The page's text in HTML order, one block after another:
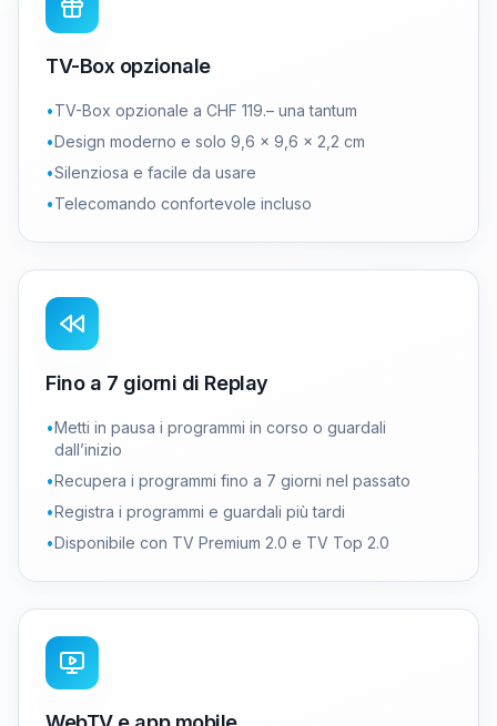
TV-Box opzionale
•TV-Box opzionale a CHF 119.– una tantum
•Design moderno e solo 9,6 × 9,6 × 2,2 cm
•Silenziosa e facile da usare
•Telecomando confortevole incluso
Fino a 7 giorni di Replay
•Metti in pausa i programmi in corso o guardali
dall’inizio
•Recupera i programmi fino a 7 giorni nel passato
•Registra i programmi e guardali più tardi
•Disponibile con TV Premium 2.0 e TV Top 2.0